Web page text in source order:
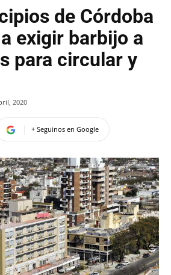
de Córdoba
exigir barbijo a
para circular y
2020
+ Seguinos en Google